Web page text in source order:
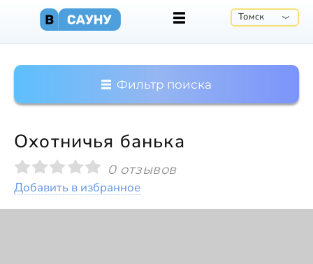
Томск
Фильтр поиска
Охотничья банька
0 отзывов
Добавить в избранное